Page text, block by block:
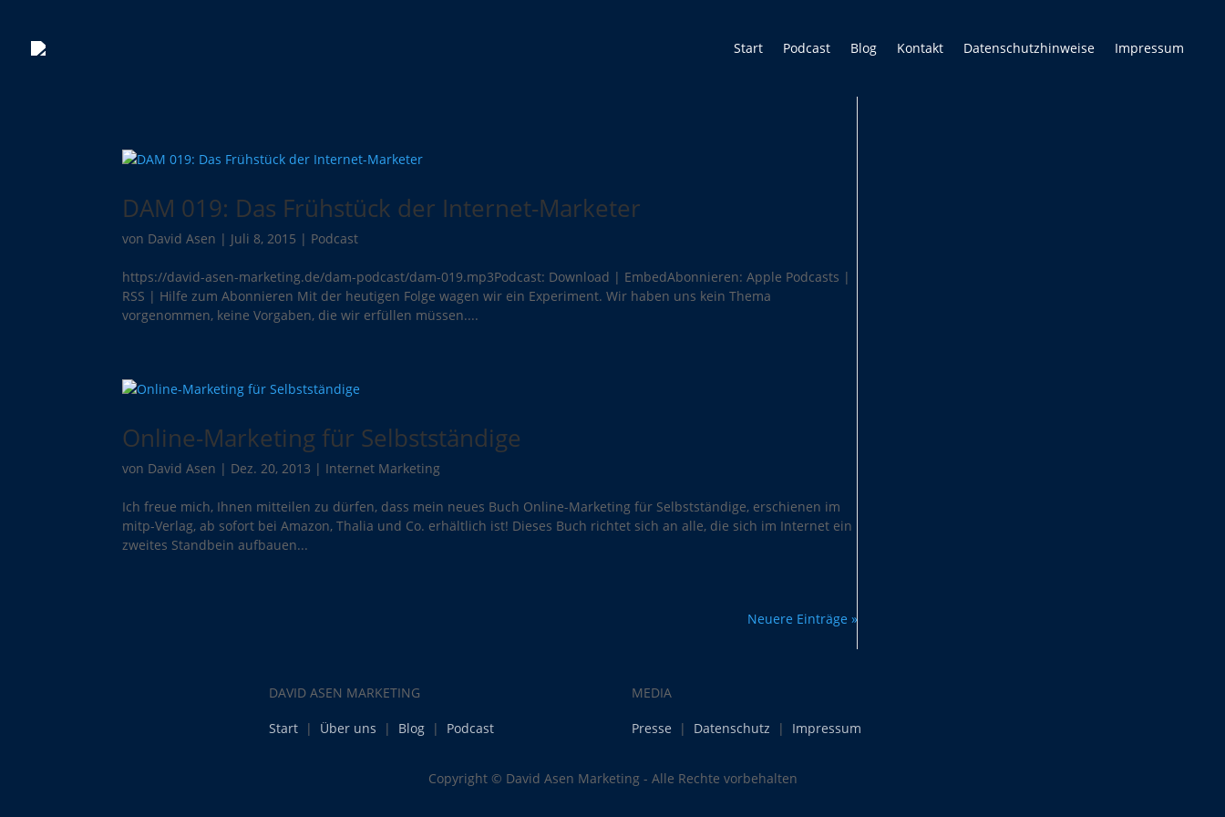
Start Podcast Blog Kontakt Datenschutzhinweise Impressum
DAM 019: Das Frühstück der Internet-Marketer
von David Asen | Juli 8, 2015 | Podcast
https://david-asen-marketing.de/dam-podcast/dam-019.mp3Podcast: Download | EmbedAbonnieren: Apple Podcasts |
RSS | Hilfe zum Abonnieren Mit der heutigen Folge wagen wir ein Experiment. Wir haben uns kein Thema
vorgenommen, keine Vorgaben, die wir erfüllen müssen....
Online-Marketing für Selbstständige
von David Asen | Dez. 20, 2013 | Internet Marketing
Ich freue mich, Ihnen mitteilen zu dürfen, dass mein neues Buch Online-Marketing für Selbstständige, erschienen im
mitp-Verlag, ab sofort bei Amazon, Thalia und Co. erhältlich ist! Dieses Buch richtet sich an alle, die sich im Internet ein
zweites Standbein aufbauen...
Neuere Einträge »
DAVID ASEN MARKETING
Start| Über uns | Blog| Podcast
MEDIA
Presse | Datenschutz | Impressum
Copyright © David Asen Marketing - Alle Rechte vorbehalten